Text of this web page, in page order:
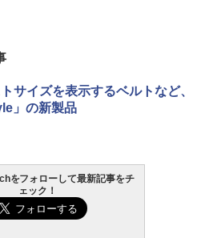
サイズを表示するベルトなど、
」の新製品
をフォローして最新記事をチ
ェック！